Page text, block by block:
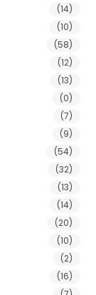
(14)
(10)
(58)
(12)
(13)
(0)
(7)
(9)
(54)
(32)
(13)
(14)
(20)
(10)
(2)
(16)